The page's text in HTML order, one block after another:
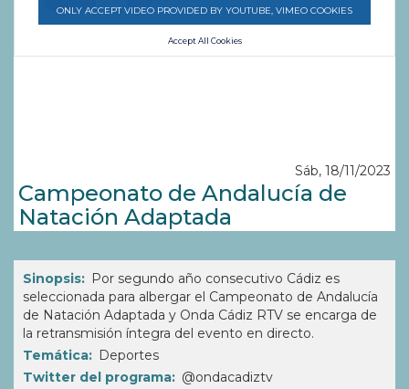
ONLY ACCEPT VIDEO PROVIDED BY YOUTUBE, VIMEO COOKIES
Accept All Cookies
Sáb, 18/11/2023
Campeonato de Andalucía de
Natación Adaptada
Sinopsis
Por segundo año consecutivo Cádiz es
seleccionada para albergar el Campeonato de Andalucía
de Natación Adaptada y Onda Cádiz RTV se encarga de
la retransmisión íntegra del evento en directo.
Temática
Deportes
Twitter del programa
@ondacadiztv